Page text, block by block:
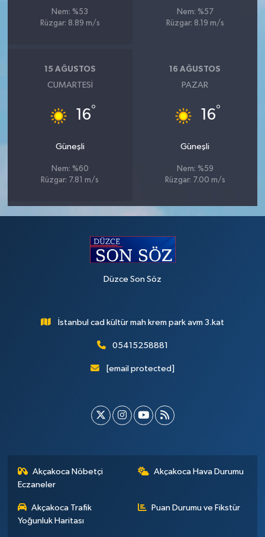
Nem: %53
Rüzgar: 8.89 m/s
Nem: %57
Rüzgar: 8.19 m/s
15 AĞUSTOS
CUMARTESI
16°
Güneşli
Nem: %60
Rüzgar: 7.81 m/s
16 AĞUSTOS
PAZAR
16°
Güneşli
Nem: %59
Rüzgar: 7.00 m/s
Düzce Son Söz
İstanbul cad kültür mah krem park avm 3.kat
05415258881
[email protected]
Akçakoca Nöbetçi
Eczaneler
Akçakoca Hava Durumu
Akçakoca Trafik
Yoğunluk Haritası
Puan Durumu ve Fikstür